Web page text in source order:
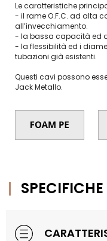
Le caratteristiche
- il rame O.F.C. ad alta
all’invecchiamento.
- la bassa capacità ed
- la flessibilità ed i
tubazioni già esistenti.
Questi cavi possono
Jack Metallo.
SPECIFICHE